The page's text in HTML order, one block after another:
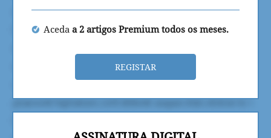
Aceda a 2 artigos Premium todos os meses.
REGISTAR